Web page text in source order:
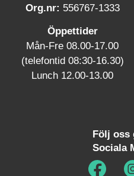
Org.nr: 556767-1333
Öppettider
Mån-Fre 08.00-17.00
(telefontid 08:30-16.30)
Lunch 12.00-13.00
Följ oss
Sociala